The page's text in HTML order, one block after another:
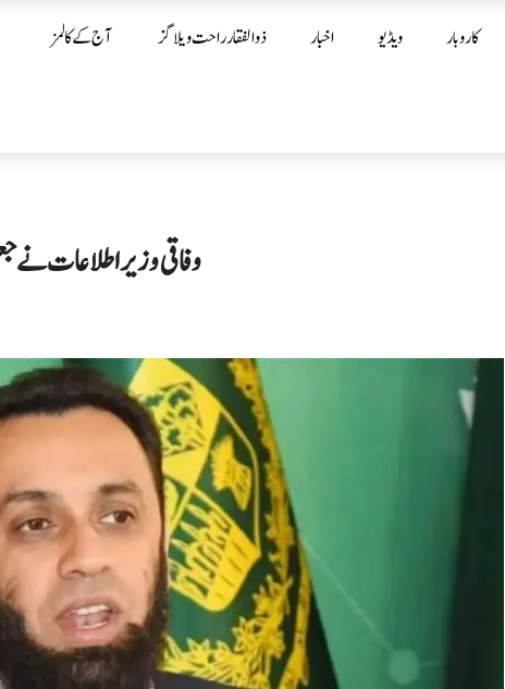
آج کے کالمز ذوالفقار راحت ویلاگز اخبار ویڈیو کاروبار
وفاقی وزیر اطلاعات نے